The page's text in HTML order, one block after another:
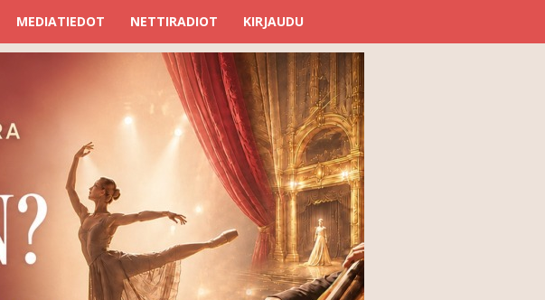
MEDIATIEDOT NETTIRADIOT KIRJAUDU